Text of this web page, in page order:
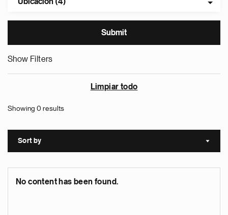
Show Filters
Limpiar todo
Showing 0 results
Sort by Sort
No content has been found.